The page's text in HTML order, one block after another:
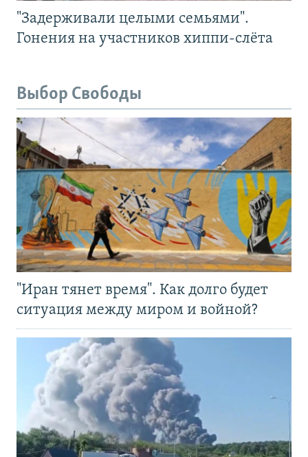
"Задерживали целыми семьями".
Гонения на участников хиппи-слёта
Выбор Свободы
"Иран тянет время". Как долго будет
ситуация между миром и войной?